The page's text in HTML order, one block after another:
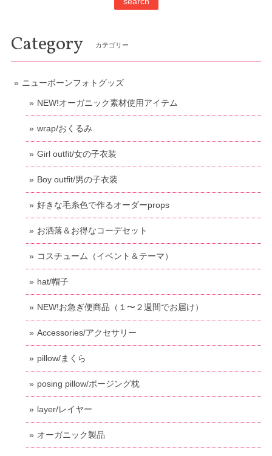
Category カテゴリー
ニューボーンフォトグッズ
NEW!オーガニック素材使用アイテム
wrap/おくるみ
Girl outfit/女の子衣装
Boy outfit/男の子衣装
好きな毛糸色で作るオーダーprops
お洒落＆お得なコーデセット
コスチューム（イベント＆テーマ）
hat/帽子
NEW!お急ぎ便商品（１〜２週間でお届け）
Accessories/アクセサリー
pillow/まくら
posing pillow/ポージング枕
layer/レイヤー
オーガニック製品